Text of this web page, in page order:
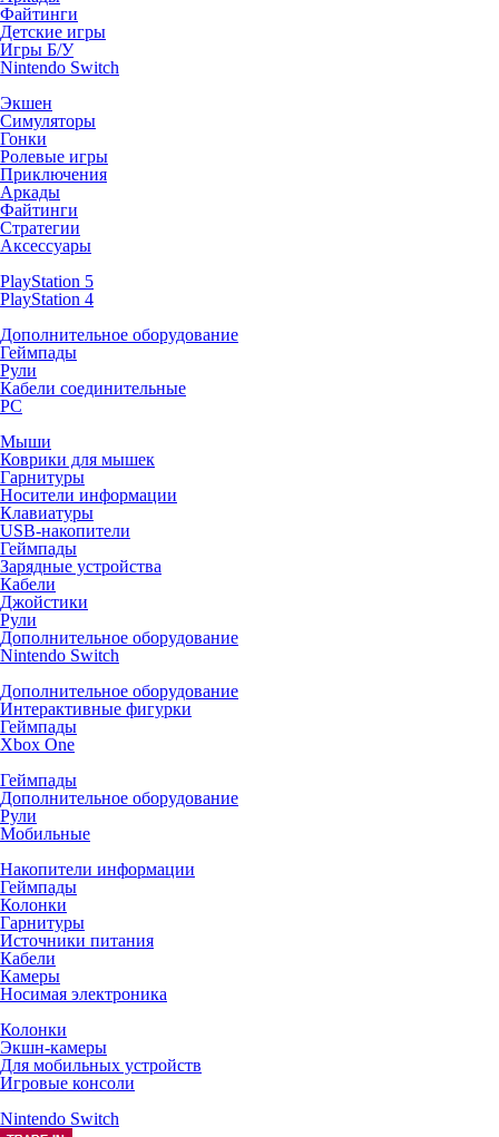
Файтинги
Детские игры
Игры Б/У
Nintendo Switch
Экшен
Симуляторы
Гонки
Ролевые игры
Приключения
Аркады
Файтинги
Стратегии
Аксессуары
PlayStation 5
PlayStation 4
Дополнительное оборудование
Геймпады
Рули
Кабели соединительные
PC
Мыши
Коврики для мышек
Гарнитуры
Носители информации
Клавиатуры
USB-накопители
Геймпады
Зарядные устройства
Кабели
Джойстики
Рули
Дополнительное оборудование
Nintendo Switch
Дополнительное оборудование
Интерактивные фигурки
Геймпады
Xbox One
Геймпады
Дополнительное оборудование
Рули
Мобильные
Накопители информации
Геймпады
Колонки
Гарнитуры
Источники питания
Кабели
Камеры
Носимая электроника
Колонки
Экшн-камеры
Для мобильных устройств
Игровые консоли
Nintendo Switch